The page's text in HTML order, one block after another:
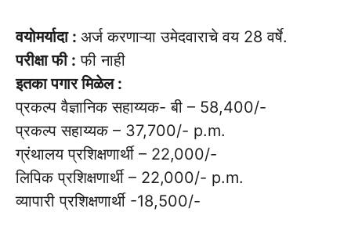
वयोमर्यादा : अर्ज करणाऱ्या उमेदवाराचे वय 28 वर्षे.
परीक्षा फी : फी नाही
इतका पगार मिळेल :
प्रकल्प वैज्ञानिक सहाय्यक- बी – 58,400/-
प्रकल्प सहाय्यक – 37,700/- p.m.
ग्रंथालय प्रशिक्षणार्थी – 22,000/-
लिपिक प्रशिक्षणार्थी – 22,000/- p.m.
व्यापारी प्रशिक्षणार्थी -18,500/-